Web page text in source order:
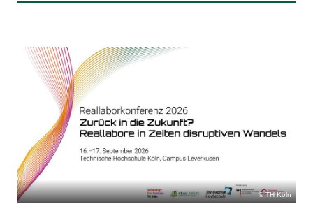
TH Köln